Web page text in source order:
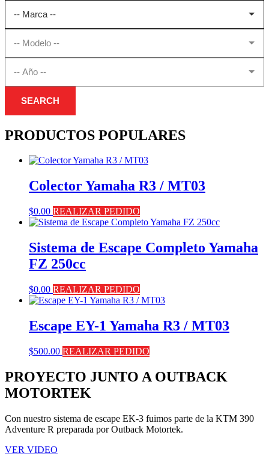
SEARCH
PRODUCTOS POPULARES
Colector Yamaha R3 / MT03
$0.00 REALIZAR PEDIDO
Sistema de Escape Completo Yamaha
FZ 250cc
$0.00 REALIZAR PEDIDO
Escape EY-1 Yamaha R3 / MT03
$500.00 REALIZAR PEDIDO
PROYECTO JUNTO A OUTBACK
MOTORTEK ​
Con nuestro sistema de escape EK-3 fuimos parte de la KTM 390
Adventure R preparada por Outback Motortek.
VER VIDEO